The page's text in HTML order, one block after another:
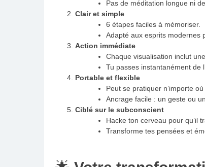
Pas de méditation longue ni
Clair et simple
6 étapes faciles à mémoriser.
Adapté aux esprits modernes
Action immédiate
Chaque visualisation inclut
Tu passes instantanément de
Portable et flexible
Peut se pratiquer n’importe
Ancrage facile : un geste ou
Ciblé sur le subconscient
Hacke ton cerveau pour qu’il
Transforme tes pensées et